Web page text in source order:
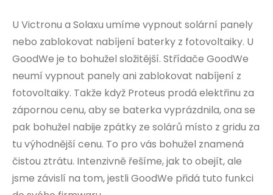
U Victronu a Solaxu umíme vypnout solární panely
nebo zablokovat nabíjení baterky z fotovoltaiky. U
GoodWe je to bohužel složitější. Střídače GoodWe
neumí vypnout panely ani zablokovat nabíjení z
fotovoltaiky. Takže když Proteus prodá elektřinu za
zápornou cenu, aby se baterka vyprázdnila, ona se
pak bohužel nabije zpátky ze solárů místo z gridu za
tu výhodnější cenu. To pro vás bohužel znamená
čistou ztrátu. Intenzivně řešíme, jak to obejít, ale
jsme závislí na tom, jestli GoodWe přidá tuto funkci